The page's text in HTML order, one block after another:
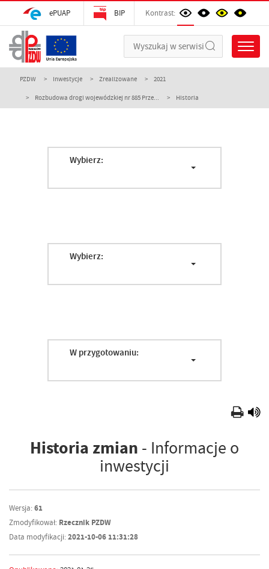
ePUAP BIP Kontrast:
PZDW Inwestycje Zrealizowane 2021
Rozbudowa drogi wojewódzkiej nr 885 Prze... Historia
Wybierz:
Wybierz:
W przygotowaniu:
Historia zmian - Informacje o
inwestycji
Wersja:61
Zmodyfikował: Rzecznik PZDW
Data modyfikacji:2021-10-06 11:31:28